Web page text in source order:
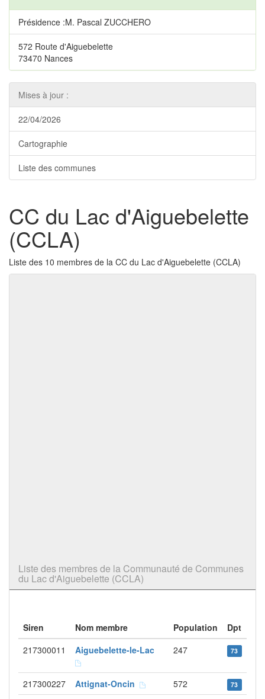
Présidence :M. Pascal ZUCCHERO
572 Route d'Aiguebelette
73470 Nances
Mises à jour :
22/04/2026
Cartographie
Liste des communes
CC du Lac d'Aiguebelette
(CCLA)
Liste des 10 membres de la CC du Lac d'Aiguebelette (CCLA)
Liste des membres de la Communauté de Communes
du Lac d'Aiguebelette (CCLA)
Siren Nom membre Population
Dpt
217300011
Aiguebelette-le-Lac 247 73
217300227 Attignat-Oncin 572 73